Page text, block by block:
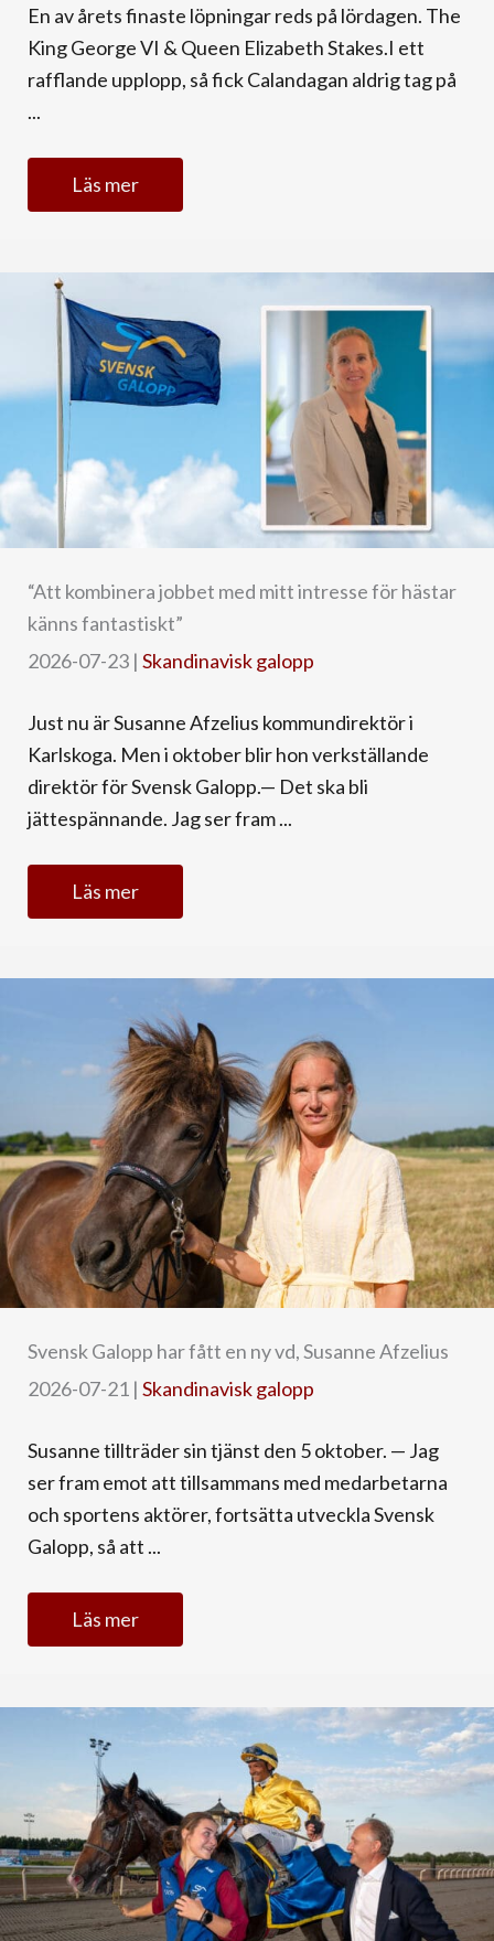
En av årets finaste löpningar reds på lördagen. The
King George VI & Queen Elizabeth Stakes.I ett
rafflande upplopp, så fick Calandagan aldrig tag på
...
Läs mer
“Att kombinera jobbet med mitt intresse för hästar
känns fantastiskt”
2026-07-23 | Skandinavisk galopp
Just nu är Susanne Afzelius kommundirektör i
Karlskoga. Men i oktober blir hon verkställande
direktör för Svensk Galopp.— Det ska bli
jättespännande. Jag ser fram ...
Läs mer
Svensk Galopp har fått en ny vd, Susanne Afzelius
2026-07-21 | Skandinavisk galopp
Susanne tillträder sin tjänst den 5 oktober. — Jag
ser fram emot att tillsammans med medarbetarna
och sportens aktörer, fortsätta utveckla Svensk
Galopp, så att ...
Läs mer